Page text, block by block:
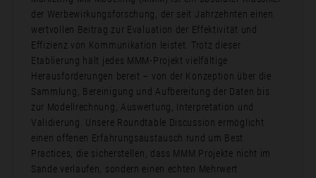
der Werbewirkungsforschung, der seit Jahrzehnten einen
wertvollen Beitrag zur Evaluation der Effektivität und
Effizienz von Kommunikation leistet. Trotz dieser
Etablierung hält jedes MMM-Projekt vielfältige
Herausforderungen bereit – von der Konzeption über die
Sammlung, Bereinigung und Aufbereitung der Daten bis
zur Modellrechnung, Auswertung, Interpretation und
Validierung. Unsere Roundtable Discussion ermöglicht
einen offenen Erfahrungsaustausch rund um Best
Practices, die sicherstellen, dass MMM Projekte nicht im
Sande verlaufen, sondern einen echten Mehrwert